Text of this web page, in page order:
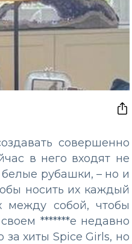
совершенно
в него входят не
рубашки, – но и
носить их каждый
между собой, чтобы
*******е недавно
хиты Spice Girls, но